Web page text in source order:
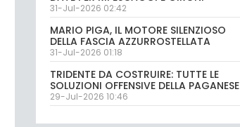
31-Jul-2026 02:42
MARIO PIGA, IL MOTORE SILENZIOSO
DELLA FASCIA AZZURROSTELLATA
31-Jul-2026 01:18
TRIDENTE DA COSTRUIRE: TUTTE LE
SOLUZIONI OFFENSIVE DELLA PAGANESE
29-Jul-2026 10:46